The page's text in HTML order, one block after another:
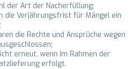
der Art der Nacherfüllung;
die Verjährungsfrist für Mängel ein
die Rechte und Ansprüche wegen
erneut, wenn im Rahmen der
erfolgt.